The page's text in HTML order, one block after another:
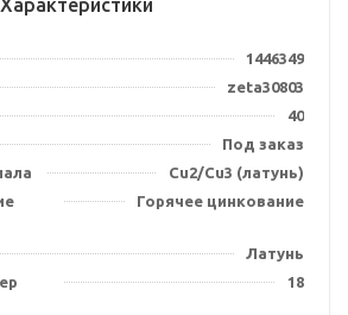
Характеристики
1446349
zeta30803
40
Под заказ
Cu2/Cu3 (латунь)
Горячее цинкование
Латунь
18